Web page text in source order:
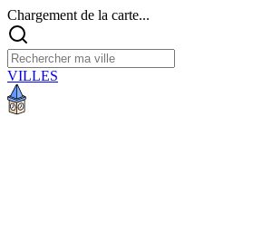
Chargement de la carte...
VILLES